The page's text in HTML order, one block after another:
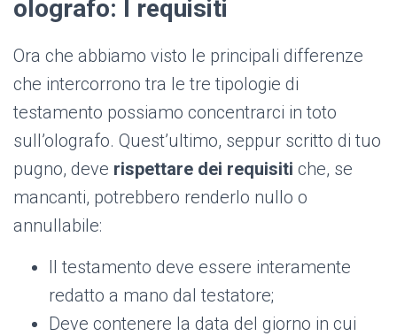
olografo: I requisiti
Ora che abbiamo visto le principali differenze
che intercorrono tra le tre tipologie di
testamento possiamo concentrarci in toto
sull’olografo. Quest’ultimo, seppur scritto di tuo
pugno, deve rispettare dei requisiti che, se
mancanti, potrebbero renderlo nullo o
annullabile:
Il testamento deve essere interamente
redatto a mano dal testatore;
Deve contenere la data del giorno in cui